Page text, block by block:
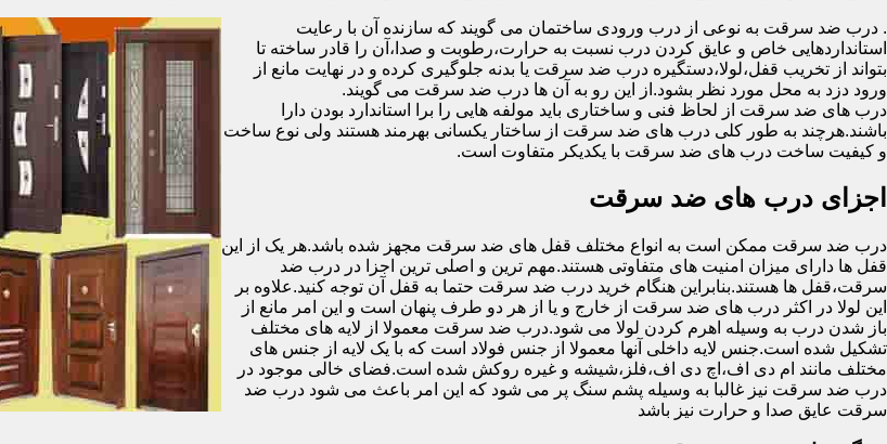
. درب ضد سرقت به نوعی از درب ورودی ساختمان می گویند که سازنده آن با رعایت
استانداردهایی خاص و عایق کردن درب نسبت به حرارت،رطوبت و صدا،آن را قادر ساخته تا
بتواند از تخریب قفل،لولا،دستگیره درب ضد سرقت یا بدنه جلوگیری کرده و در نهایت مانع از
ورود دزد به محل مورد نظر بشود.از این رو به آن ها درب ضد سرقت می گویند.
درب های ضد سرقت از لحاظ فنی و ساختاری باید مولفه هایی را برا استاندارد بودن دارا
باشند.هرچند به طور کلی درب های ضد سرقت از ساختار یکسانی بهرمند هستند ولی نوع ساخت
و کیفیت ساخت درب های ضد سرقت با یکدیکر متفاوت است.
اجزای درب های ضد سرقت
درب ضد سرقت ممکن است به انواع مختلف قفل های ضد سرقت مجهز شده باشد.هر یک از این
قفل ها دارای میزان امنیت های متفاوتی هستند.مهم ترین و اصلی ترین اجزا در درب ضد
سرقت،قفل ها هستند.بنابراین هنگام خرید درب ضد سرقت حتما به قفل آن توجه کنید.علاوه بر
این لولا در اکثر درب های ضد سرقت از خارج و یا از هر دو طرف پنهان است و این امر مانع از
باز شدن درب به وسیله اهرم کردن لولا می شود.درب ضد سرقت معمولا از لایه های مختلف
تشکیل شده است.جنس لایه داخلی آنها معمولا از جنس فولاد است که با یک لایه از جنس های
مختلف مانند ام دی اف،اچ دی اف،فلز،شیشه و غیره روکش شده است.فضای خالی موجود در
درب ضد سرقت نیز غالبا به وسیله پشم سنگ پر می شود که این امر باعث می شود درب ضد
سرقت عایق صدا و حرارت نیز باشد